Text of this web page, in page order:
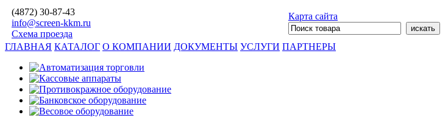
(4872) 30-87-43
info@screen-kkm.ru
Схема проезда
Карта сайта
ГЛАВНАЯ КАТАЛОГ О КОМПАНИИ ДОКУМЕНТЫ УСЛУГИ ПАРТНЕРЫ